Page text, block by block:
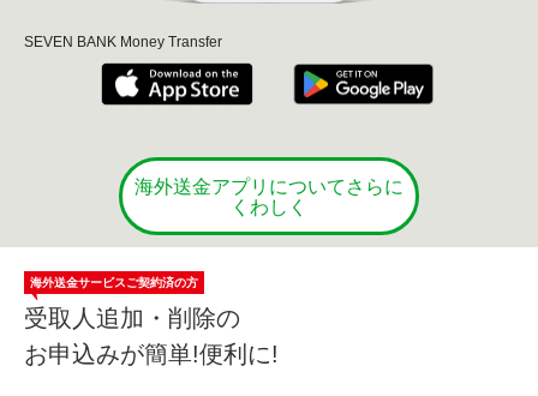
SEVEN BANK Money Transfer
海外送金アプリについてさらに
くわしく
海外送金サービスご契約済の方
受取人追加・削除の
お申込みが簡単!便利に!